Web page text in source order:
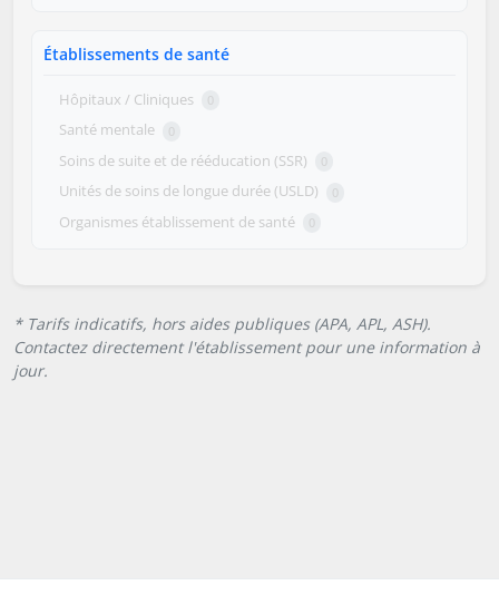
Établissements de santé
Hôpitaux / Cliniques 0
Santé mentale 0
Soins de suite et de rééducation (SSR) 0
Unités de soins de longue durée (USLD) 0
Organismes établissement de santé 0
* Tarifs indicatifs, hors aides publiques (APA, APL, ASH).
Contactez directement l'établissement pour une information à
jour.